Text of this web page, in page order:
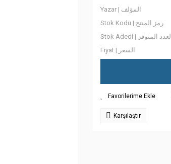
Yazar | المؤلف
Stok Kodu | رمز المنتج
Stok Adedi | العدد المتوفر
Fiyat | السعر
Karşılaştır